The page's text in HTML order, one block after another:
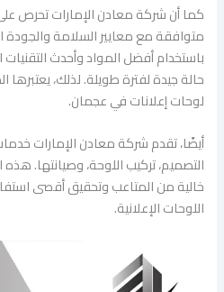
كما أن شركة معادن الإمارات تحرص على
متوافقة مع معايير السلامة والجودة
باستخدام أفضل المواد وأحدث
حالة جيدة لفترة طويلة. لذلك،
لوحات إعلانات في عجمان.
أيضًا، تقدم شركة معادن الإمارات
التصميم، تركيب اللوحة، وصيانتها.
خالية من المتاعب وتحقيق أقصى
اللوحات الإعلانية.